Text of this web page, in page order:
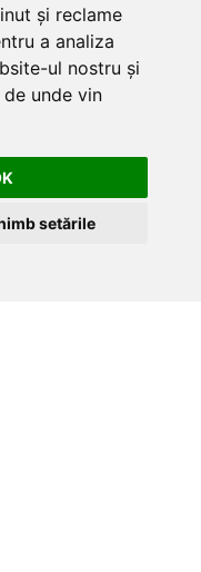
și reclame
a analiza
ul nostru și
unde vin
setările
la
2 m x 0.92 m